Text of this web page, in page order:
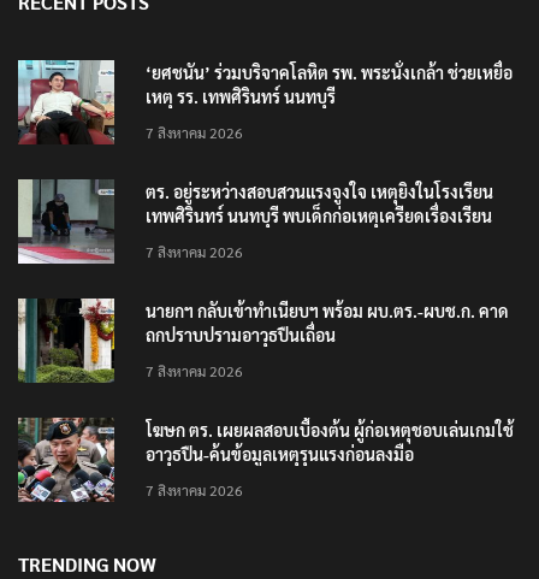
‘ยศชนัน’ ร่วมบริจาคโลหิต รพ. พระนั่งเกล้า ช่วยเหยื่อ
เหตุ รร. เทพศิรินทร์ นนทบุรี
7 สิงหาคม 2026
ตร. อยู่ระหว่างสอบสวนแรงจูงใจ เหตุยิงในโรงเรียน
เทพศิรินทร์ นนทบุรี พบเด็กก่อเหตุเครียดเรื่องเรียน
7 สิงหาคม 2026
นายกฯ กลับเข้าทำเนียบฯ พร้อม ผบ.ตร.-ผบช.ก. คาด
ถกปราบปรามอาวุธปืนเถื่อน
7 สิงหาคม 2026
โฆษก ตร. เผยผลสอบเบื้องต้น ผู้ก่อเหตุชอบเล่นเกมใช้
อาวุธปืน-ค้นข้อมูลเหตุรุนแรงก่อนลงมือ
7 สิงหาคม 2026
TRENDING NOW